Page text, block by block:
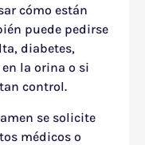
cómo están
puede pedirse
diabetes,
la orina o si
control.
se solicite
médicos o